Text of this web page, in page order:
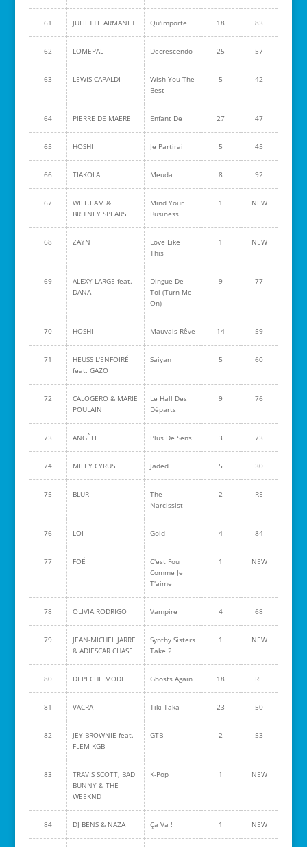
61 JULIETTE ARMANET Qu'importe 18 83
62 LOMEPAL Decrescendo 25 57
63 LEWIS CAPALDI
Wish You The
Best
5 42
64 PIERRE DE MAERE Enfant De 27 47
65 HOSHI Je Partirai 5 45
66 TIAKOLA Meuda 8 92
67
WILL.I.AM &
BRITNEY SPEARS
Mind Your
Business
1 NEW
68 ZAYN
Love Like
This
1 NEW
69
ALEXY LARGE feat.
DANA
Dingue De
Toi (Turn Me
On)
9 77
70 HOSHI Mauvais Rêve 14 59
71
HEUSS L'ENFOIRÉ
feat. GAZO
Saiyan 5 60
72
CALOGERO & MARIE
POULAIN
Le Hall Des
Départs
9 76
73 ANGÈLE Plus De Sens 3 73
74 MILEY CYRUS Jaded 5 30
75 BLUR
The
Narcissist
2 RE
76 LOI Gold 4 84
77 FOÉ
C'est Fou
Comme Je
T'aime
1 NEW
78 OLIVIA RODRIGO Vampire 4 68
79
JEAN-MICHEL JARRE
& ADIESCAR CHASE
Synthy Sisters
Take 2
1 NEW
80 DEPECHE MODE Ghosts Again 18 RE
81 VACRA Tiki Taka 23 50
82
JEY BROWNIE feat.
FLEM KGB
GTB 2 53
83
TRAVIS SCOTT, BAD
BUNNY & THE
WEEKND
K-Pop 1 NEW
84 DJ BENS & NAZA Ça Va ! 1 NEW